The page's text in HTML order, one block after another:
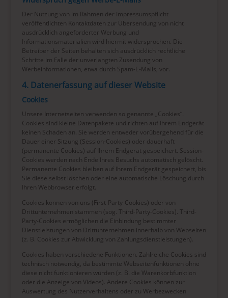
Der Nutzung von im Rahmen der Impressumspflicht
veröffentlichten Kontaktdaten zur Übersendung von nicht
ausdrücklich angeforderter Werbung und
Informationsmaterialien wird hiermit widersprochen. Die
Betreiber der Seiten behalten sich ausdrücklich rechtliche
Schritte im Falle der unverlangten Zusendung von
Werbeinformationen, etwa durch Spam-E-Mails, vor.
4. Datenerfassung auf dieser Website
Cookies
Unsere Internetseiten verwenden so genannte „Cookies“.
Cookies sind kleine Datenpakete und richten auf Ihrem Endgerät
keinen Schaden an. Sie werden entweder vorübergehend für die
Dauer einer Sitzung (Session-Cookies) oder dauerhaft
(permanente Cookies) auf Ihrem Endgerät gespeichert. Session-
Cookies werden nach Ende Ihres Besuchs automatisch gelöscht.
Permanente Cookies bleiben auf Ihrem Endgerät gespeichert, bis
Sie diese selbst löschen oder eine automatische Löschung durch
Ihren Webbrowser erfolgt.
Cookies können von uns (First-Party-Cookies) oder von
Drittunternehmen stammen (sog. Third-Party-Cookies). Third-
Party-Cookies ermöglichen die Einbindung bestimmter
Dienstleistungen von Drittunternehmen innerhalb von Webseiten
(z. B. Cookies zur Abwicklung von Zahlungsdienstleistungen).
Cookies haben verschiedene Funktionen. Zahlreiche Cookies sind
technisch notwendig, da bestimmte Webseitenfunktionen ohne
diese nicht funktionieren würden (z. B. die Warenkorbfunktion
oder die Anzeige von Videos). Andere Cookies können zur
Auswertung des Nutzerverhaltens oder zu Werbezwecken